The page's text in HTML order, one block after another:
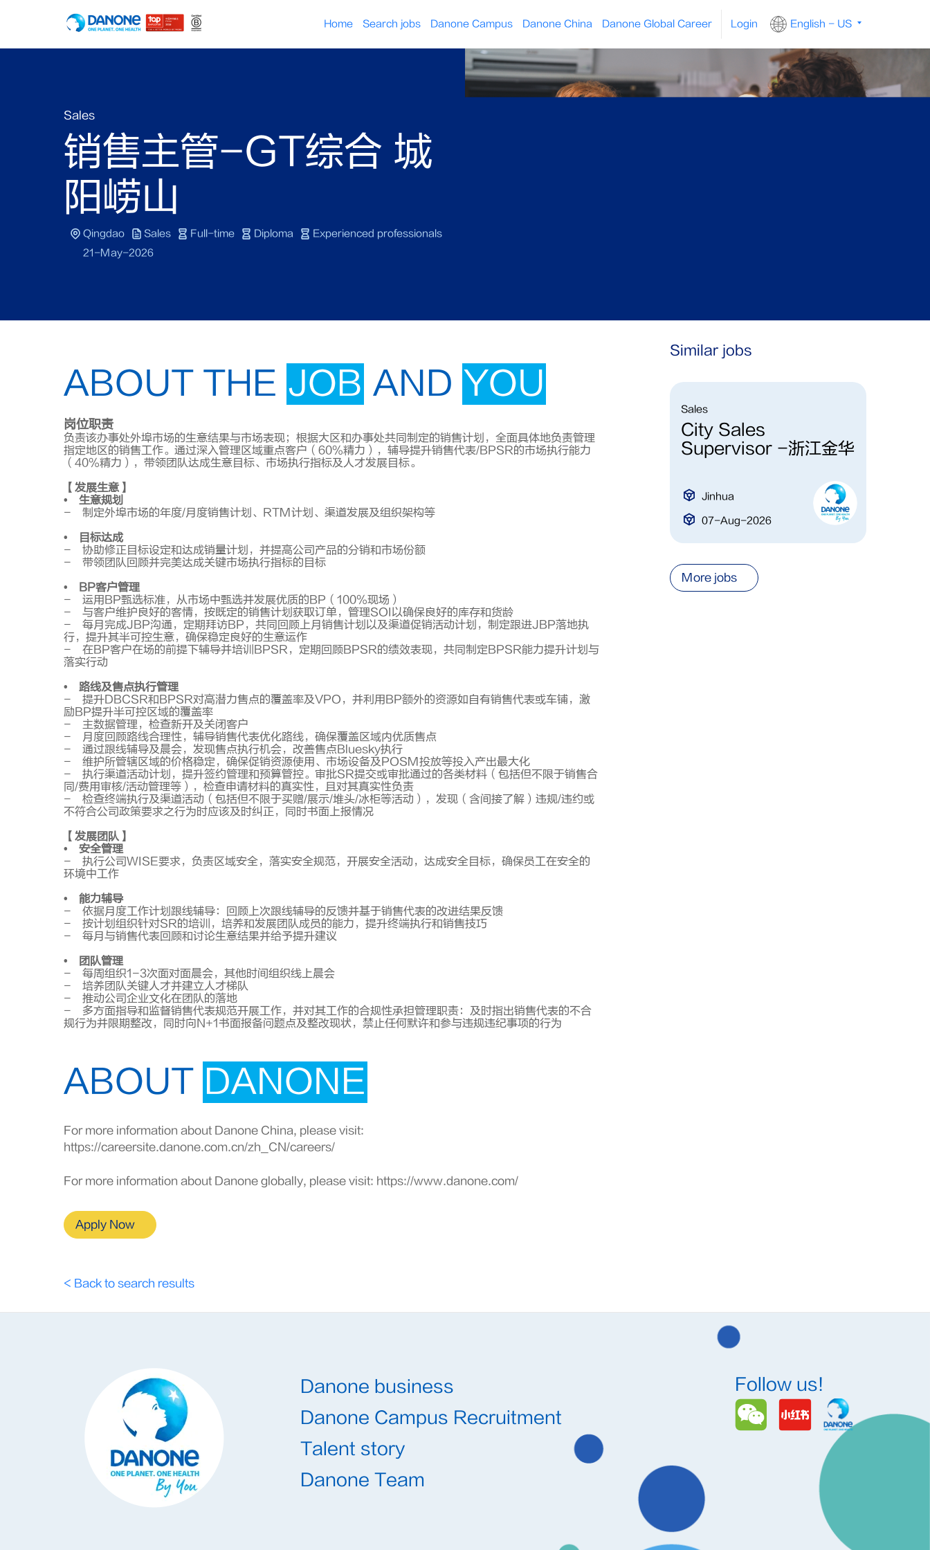
Home Search jobs Danone Campus Danone China Danone Global Career Login English - US
Sales
销售主管-GT综合 城
阳崂山
Qingdao Sales Full-time Diploma
Experienced professionals
21-May-2026
ABOUT THE JOB AND YOU
岗位职责
负责该办事处外埠市场的生意结果与市场表现；根据大区和办事处共同制定的销售计划，全面具体地负责管理
指定地区的销售工作。通过深入管理区域重点客户（60%精力），辅导提升销售代表/BPSR的市场执行能力
（40%精力），带领团队达成生意目标、市场执行指标及人才发展目标。
【发展生意】
• 生意规划
- 制定外埠市场的年度/月度销售计划、RTM计划、渠道发展及组织架构等
• 目标达成
- 协助修正目标设定和达成销量计划，并提高公司产品的分销和市场份额
- 带领团队回顾并完美达成关键市场执行指标的目标
• BP客户管理
- 运用BP甄选标准，从市场中甄选并发展优质的BP（100%现场）
- 与客户维护良好的客情，按既定的销售计划获取订单，管理SOI以确保良好的库存和货龄
- 每月完成JBP沟通，定期拜访BP，共同回顾上月销售计划以及渠道促销活动计划，制定跟进JBP落地执
行，提升其半可控生意，确保稳定良好的生意运作
- 在BP客户在场的前提下辅导并培训BPSR，定期回顾BPSR的绩效表现，共同制定BPSR能力提升计划与
落实行动
• 路线及售点执行管理
- 提升DBCSR和BPSR对高潜力售点的覆盖率及VPO，并利用BP额外的资源如自有销售代表或车铺，激
励BP提升半可控区域的覆盖率
- 主数据管理，检查新开及关闭客户
- 月度回顾路线合理性，辅导销售代表优化路线，确保覆盖区域内优质售点
- 通过跟线辅导及晨会，发现售点执行机会，改善售点Bluesky执行
- 维护所管辖区域的价格稳定，确保促销资源使用、市场设备及POSM投放等投入产出最大化
- 执行渠道活动计划，提升签约管理和预算管控。审批SR提交或审批通过的各类材料（包括但不限于销售合
同/费用审核/活动管理等），检查申请材料的真实性，且对其真实性负责
- 检查终端执行及渠道活动（包括但不限于买赠/展示/堆头/冰柜等活动），发现（含间接了解）违规/违约或
不符合公司政策要求之行为时应该及时纠正，同时书面上报情况
【发展团队】
• 安全管理
- 执行公司WISE要求，负责区域安全，落实安全规范，开展安全活动，达成安全目标，确保员工在安全的
环境中工作
• 能力辅导
- 依据月度工作计划跟线辅导：回顾上次跟线辅导的反馈并基于销售代表的改进结果反馈
- 按计划组织针对SR的培训，培养和发展团队成员的能力，提升终端执行和销售技巧
- 每月与销售代表回顾和讨论生意结果并给予提升建议
• 团队管理
- 每周组织1-3次面对面晨会，其他时间组织线上晨会
- 培养团队关键人才并建立人才梯队
- 推动公司企业文化在团队的落地
- 多方面指导和监督销售代表规范开展工作，并对其工作的合规性承担管理职责：及时指出销售代表的不合
规行为并限期整改，同时向N+1书面报备问题点及整改现状，禁止任何默许和参与违规违纪事项的行为
ABOUT DANONE
For more information about Danone China, please visit:
https://careersite.danone.com.cn/zh_CN/careers/
For more information about Danone globally, please visit: https://www.danone.com/
Apply Now
Similar jobs
Sales
City Sales
Supervisor -浙江金华
Jinhua
07-Aug-2026
More jobs
< Back to search results
Danone business
Danone Campus Recruitment
Talent story
Danone Team
Follow us!